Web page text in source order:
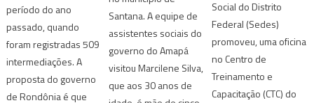
período do ano
passado, quando
foram registradas 509
intermediações. A
proposta do governo
de Rondônia é que
Santana. A equipe de
assistentes sociais do
governo do Amapá
visitou Marcilene Silva,
que aos 30 anos de
Social do Distrito
Federal (Sedes)
promoveu, uma oficina
no Centro de
Treinamento e
Capacitação (CTC) do